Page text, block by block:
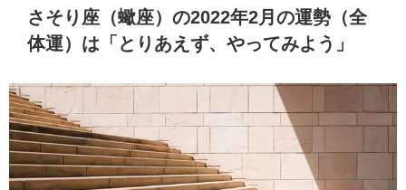
さそり座（蠍座）の2022年2月の運勢（全
体運）は「とりあえず、やってみよう」